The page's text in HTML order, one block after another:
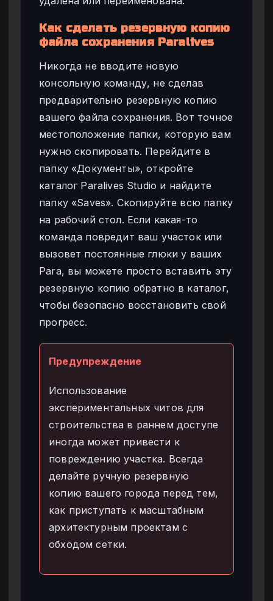
Как сделать резервную копию
файла сохранения Paralives
Никогда не вводите новую
консольную команду, не сделав
предварительно резервную копию
вашего файла сохранения. Вот точное
местоположение папки, которую вам
нужно скопировать. Перейдите в
папку «Документы», откройте
каталог Paralives Studio и найдите
папку «Saves». Скопируйте всю папку
на рабочий стол. Если какая-то
команда повредит ваш участок или
вызовет постоянные глюки у ваших
Para, вы можете просто вставить эту
резервную копию обратно в каталог,
чтобы безопасно восстановить свой
прогресс.
Предупреждение
Использование
экспериментальных читов для
строительства в раннем доступе
иногда может привести к
повреждению участка. Всегда
делайте ручную резервную
копию вашего города перед тем,
как приступать к масштабным
архитектурным проектам с
обходом сетки.